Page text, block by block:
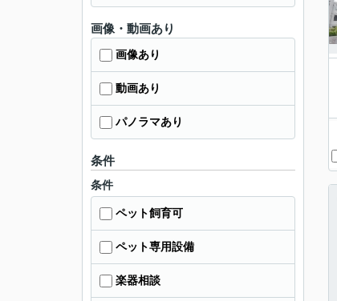
画像・動画あり
画像あり
動画あり
パノラマあり
条件
条件
ペット飼育可
ペット専用設備
楽器相談